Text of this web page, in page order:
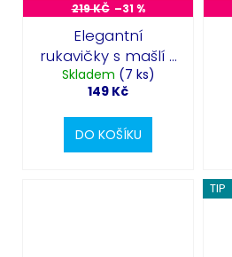
219 KČ –31 %
Elegantní
rukavičky s mašlí -
černé
Skladem (7 ks)
149 Kč
DO KOŠÍKU
TIP